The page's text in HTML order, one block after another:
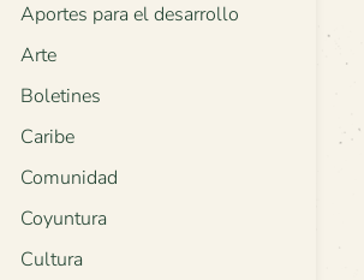
Aportes para el desarrollo
Arte
Boletines
Caribe
Comunidad
Coyuntura
Cultura